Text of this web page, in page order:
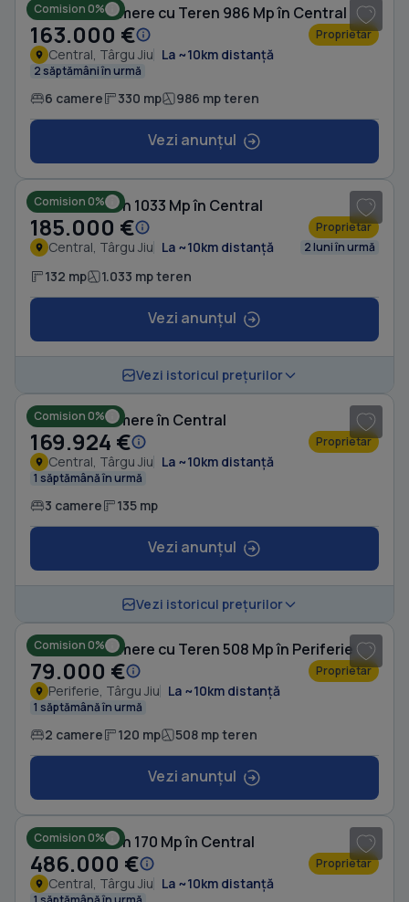
Comision 0%
Casă cu 6 camere cu Teren 986 Mp în Central
163.000 € Proprietar
Central, Târgu Jiu La ~10km distanță
2 săptămâni în urmă
6 camere 330 mp 986 mp teren
Vezi anunțul
Comision 0%
Casă cu Teren 1033 Mp în Central
185.000 € Proprietar
Central, Târgu Jiu La ~10km distanță 2 luni în urmă
132 mp 1.033 mp teren
Vezi anunțul
Vezi istoricul prețurilor
Comision 0%
Casă cu 3 camere în Central
169.924 € Proprietar
Central, Târgu Jiu La ~10km distanță
1 săptămână în urmă
3 camere 135 mp
Vezi anunțul
Vezi istoricul prețurilor
Comision 0%
Casă cu 2 camere cu Teren 508 Mp în Periferie
79.000 € Proprietar
Periferie, Târgu Jiu La ~10km distanță
1 săptămână în urmă
2 camere 120 mp 508 mp teren
Vezi anunțul
Comision 0%
Casă cu Teren 170 Mp în Central
486.000 € Proprietar
Central, Târgu Jiu La ~10km distanță